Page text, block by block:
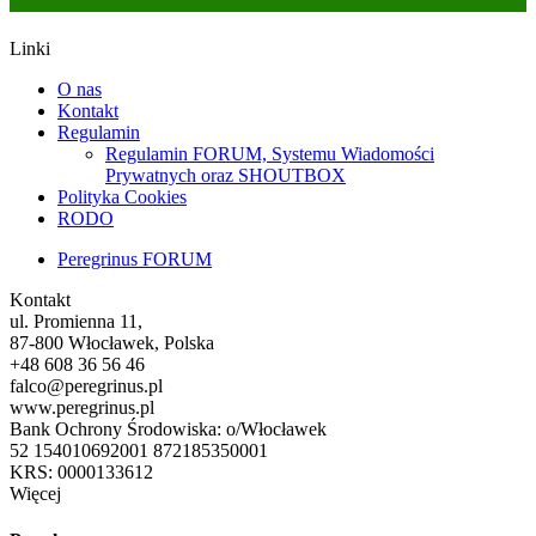
Linki
O nas
Kontakt
Regulamin
Regulamin FORUM, Systemu Wiadomości
Prywatnych oraz SHOUTBOX
Polityka Cookies
RODO
Peregrinus FORUM
Kontakt
ul. Promienna 11,
87-800 Włocławek, Polska
+48 608 36 56 46
falco@peregrinus.pl
www.peregrinus.pl
Bank Ochrony Środowiska: o/Włocławek
52 154010692001 872185350001
KRS: 0000133612
Więcej